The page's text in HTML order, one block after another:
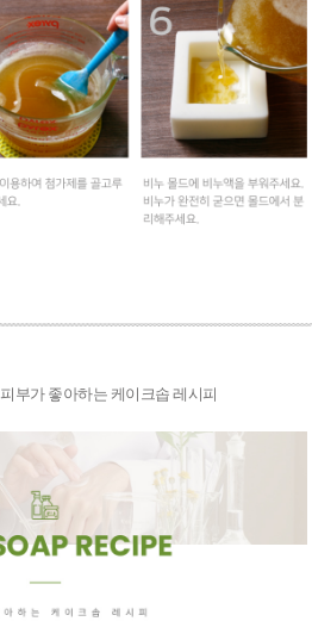
피부가 좋아하는 케이크솝 레시피